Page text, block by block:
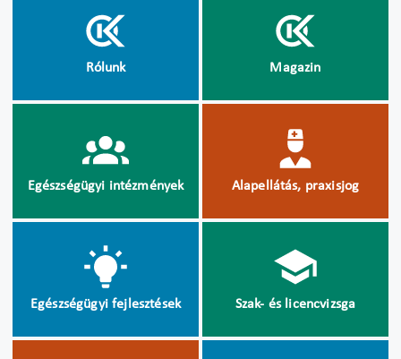
Rólunk Magazin
Egészségügyi intézmények Alapellátás, praxisjog
Egészségügyi fejlesztések Szak- és licencvizsga